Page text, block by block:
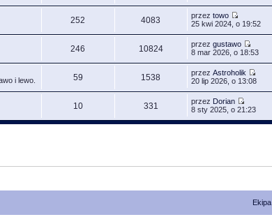
252 4083 przeztowo
25 kwi 2024, o 19:52
246 10824 przezgustawo
8 mar 2026, o 18:53
i lewo. 59 1538 przezAstroholik
20 lip 2026, o 13:08
10 331 przez Dorian
8 sty 2025, o 21:23
Ekipa